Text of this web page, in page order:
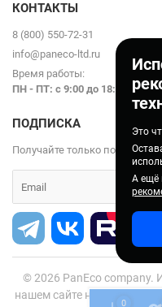
Это
А ещё
КОНТАКТЫ
8 (800) 550-72-31
info@paneco-ltd.ru
Время работы:
ПН - ПТ: с 9:00 до 18:00
ПОДПИСКА
Получайте только полезные
© 2026 PanEco company.
нашем сайте носит
0